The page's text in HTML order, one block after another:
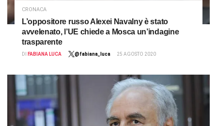
CRONACA
L’oppositore russo Alexei Navalny è stato
avvelenato, l’UE chiede a Mosca un’indagine
trasparente
DI FABIANA LUCA @fabiana_luca 25 AGOSTO 2020